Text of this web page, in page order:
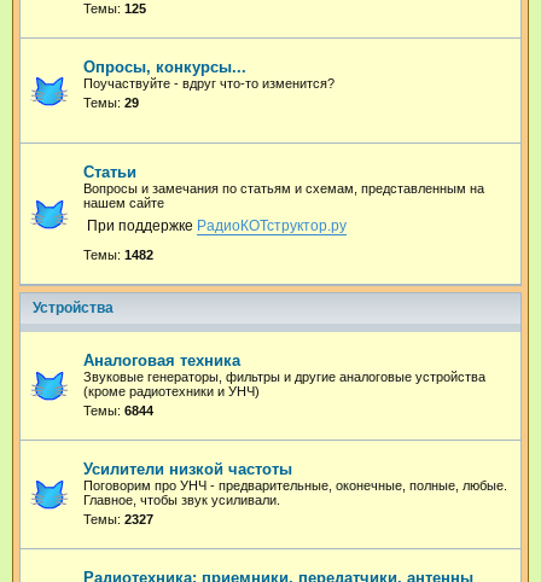
Темы: 125
Опросы, конкурсы...
Поучаствуйте - вдруг что-то изменится?
Темы: 29
Статьи
Вопросы и замечания по статьям и схемам, представленным на
нашем сайте
При поддержке РадиоКОТструктор.ру
Темы: 1482
Устройства
Аналоговая техника
Звуковые генераторы, фильтры и другие аналоговые устройства
(кроме радиотехники и УНЧ)
Темы: 6844
Усилители низкой частоты
Поговорим про УНЧ - предварительные, оконечные, полные, любые.
Главное, чтобы звук усиливали.
Темы: 2327
Радиотехника: приемники, передатчики, антенны